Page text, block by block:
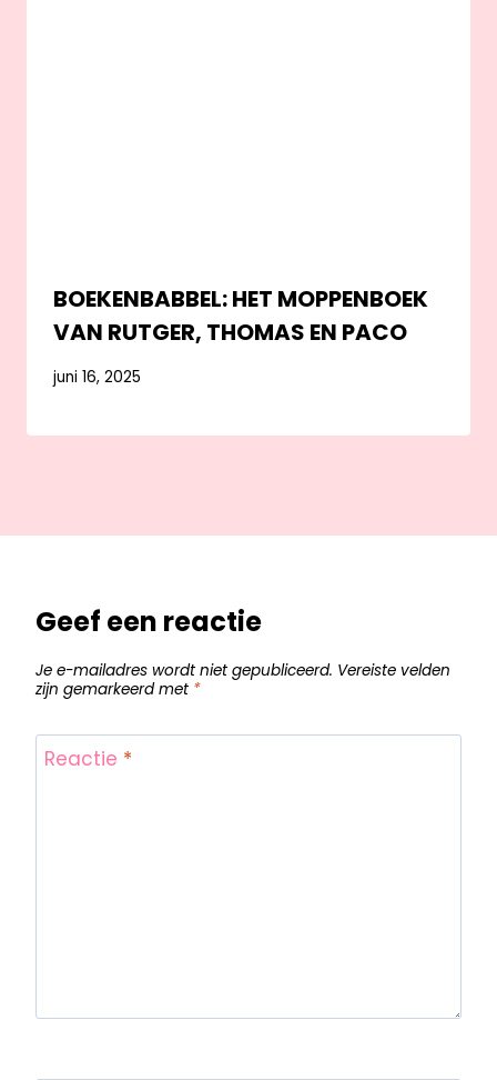
BOEKENBABBEL: HET MOPPENBOEK
VAN RUTGER, THOMAS EN PACO
juni 16, 2025
Geef een reactie
Je e-mailadres wordt niet gepubliceerd. Vereiste velden
zijn gemarkeerd met *
Reactie *